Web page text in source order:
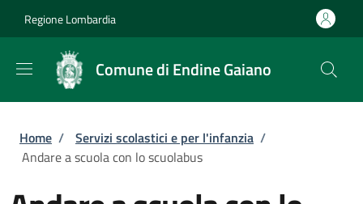
Regione Lombardia
Comune di Endine Gaiano
Briciole di pane
Home / Servizi scolastici e per l'infanzia /
Andare a scuola con lo scuolabus